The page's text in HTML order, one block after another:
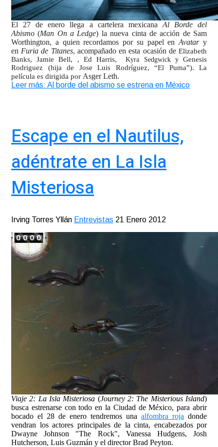
El 27 de enero llega a cartelera mexicana Al Borde del
Abismo(Man On a Ledge) la nueva cinta de acción de Sam
Worthington, a quien recordamos por su papel enAvatary
en Furia de Titanes, acompañado en esta ocasión deElizabeth
Banks, Jamie Bell, , Ed Harris,
Kyra Sedgwick yGenesis
Rodriguez (hija de Jose Luis Rodríguez, “El Puma”). La
película es dirigida por Asger Leth.
Leer más: Al borde del abismo se estrena en México
Escape en el Nautilus,
adéntrate en La Isla
Misteriosa
Irving Torres Yllán Entrevistas 21 Enero 2012
Viaje 2: La Isla Misteriosa (Journey 2: The Misterious Island)
busca estrenarse con todo en la Ciudad de México, para abrir
bocado el 28 de enero tendremos una alfombra roja donde
vendran los actores principales de la cinta, encabezados por
Dwayne Johnson "The Rock", Vanessa Hudgens, Josh
Hutcherson, Luis Guzmán y el director Brad Peyton.